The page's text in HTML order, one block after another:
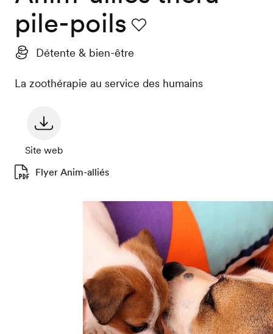
pile-poils
Détente & bien-être
La zoothérapie au service des humains
Site web
Flyer Anim-alliés